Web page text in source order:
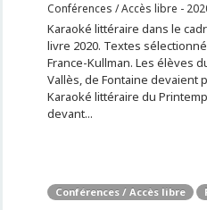
Conférences / Accès libre -
Karaoké littéraire dans le
livre 2020. Textes
France-Kullman. Les élèves
Vallès, de Fontaine devaient
Karaoké littéraire du
devant...
Conférences / Accès libre